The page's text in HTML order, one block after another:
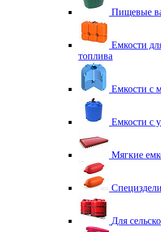
Пищевые
Емкости
топлива
Емкости с
Емкости с
Мягкие
Для